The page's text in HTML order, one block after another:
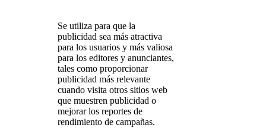
Se utiliza para que la
publicidad sea más atractiva
para los usuarios y más valiosa
para los editores y anunciantes,
tales como proporcionar
publicidad más relevante
cuando visita otros sitios web
que muestren publicidad o
mejorar los reportes de
rendimiento de campañas.